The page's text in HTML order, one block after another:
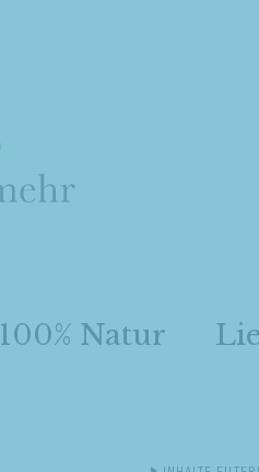
100% Natur